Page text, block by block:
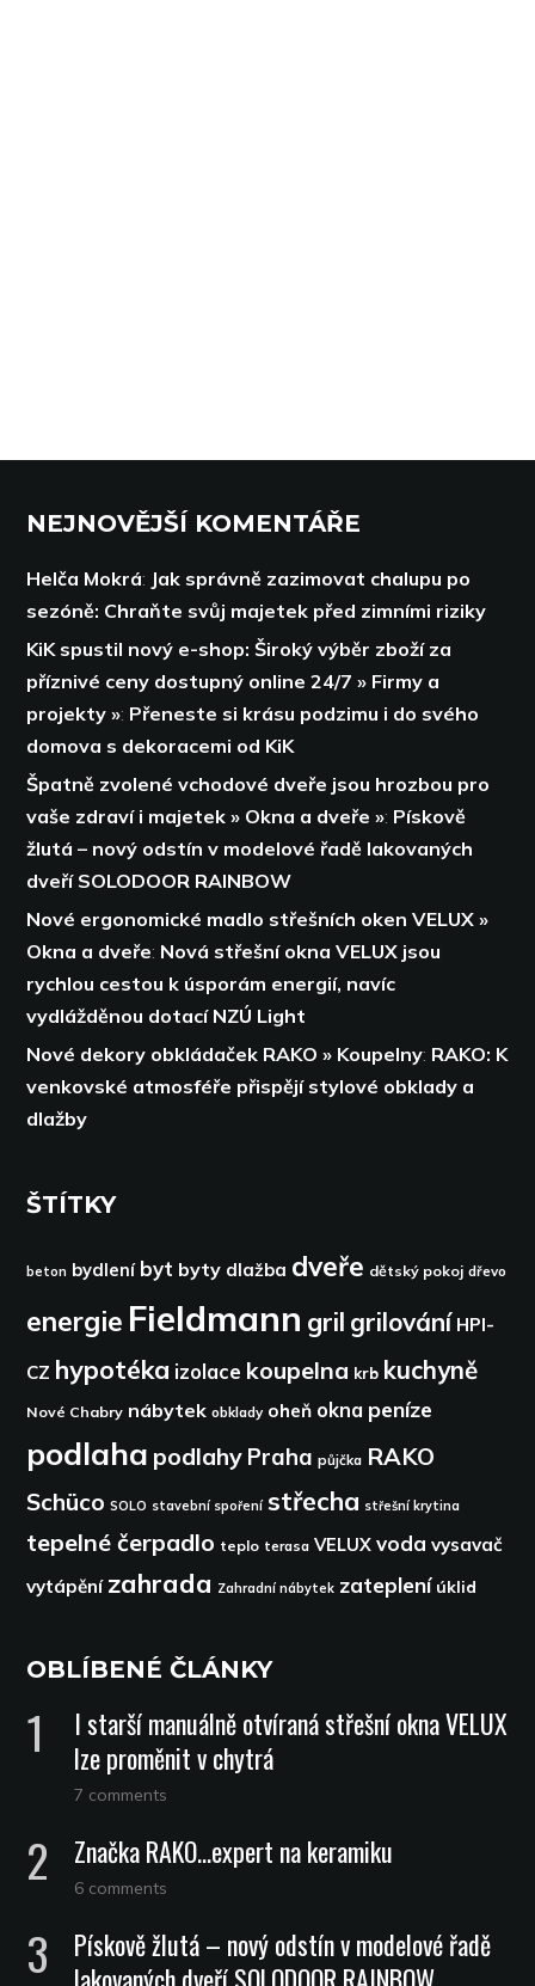
NEJNOVĚJŠÍ KOMENTÁŘE
Helča Mokrá: Jak správně zazimovat chalupu po
sezóně: Chraňte svůj majetek před zimními riziky
KiK spustil nový e-shop: Široký výběr zboží za
příznivé ceny dostupný online 24/7 » Firmy a
projekty »: Přeneste si krásu podzimu i do svého
domova s dekoracemi od KiK
Špatně zvolené vchodové dveře jsou hrozbou pro
vaše zdraví i majetek » Okna a dveře »: Pískově
žlutá – nový odstín v modelové řadě lakovaných
dveří SOLODOOR RAINBOW
Nové ergonomické madlo střešních oken VELUX »
Okna a dveře: Nová střešní okna VELUX jsou
rychlou cestou k úsporám energií, navíc
vydlážděnou dotací NZÚ Light
Nové dekory obkládaček RAKO » Koupelny: RAKO: K
venkovské atmosféře přispějí stylové obklady a
dlažby
ŠTÍTKY
beton bydlení byt byty dlažba dveře dětský pokoj dřevo
energie Fieldmann gril grilování HPI-
CZ hypotéka izolace koupelna krb kuchyně
Nové Chabry nábytek obklady oheň okna peníze
podlaha podlahy Praha půjčka RAKO
Schüco SOLO stavební spoření střecha střešní krytina
tepelné čerpadlo teplo terasa VELUX voda vysavač
vytápění zahrada Zahradní nábytek zateplení úklid
OBLÍBENÉ ČLÁNKY
I starší manuálně otvíraná střešní okna VELUX
lze proměnit v chytrá
7 comments
Značka RAKO…expert na keramiku
6 comments
Pískově žlutá – nový odstín v modelové řadě